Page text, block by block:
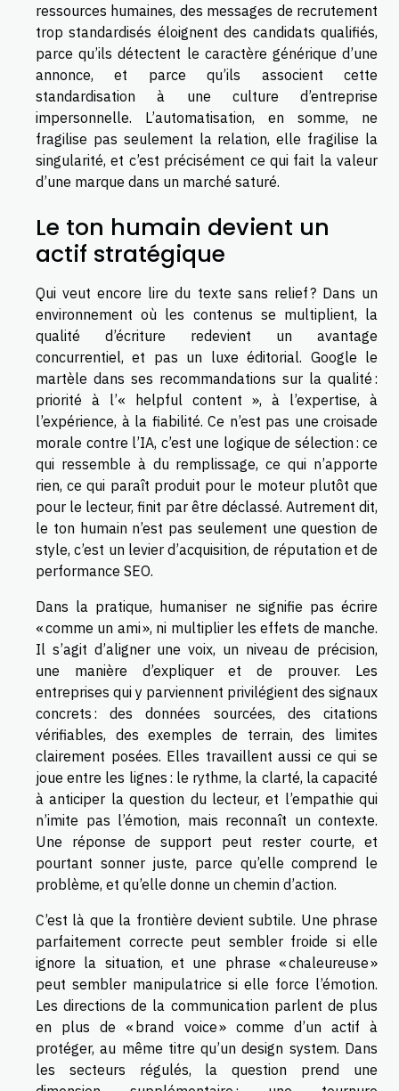
ressources humaines, des messages de recrutement
trop standardisés éloignent des candidats qualifiés,
parce qu’ils détectent le caractère générique d’une
annonce, et parce qu’ils associent cette
standardisation à une culture d’entreprise
impersonnelle. L’automatisation, en somme, ne
fragilise pas seulement la relation, elle fragilise la
singularité, et c’est précisément ce qui fait la valeur
d’une marque dans un marché saturé.
Le ton humain devient un
actif stratégique
Qui veut encore lire du texte sans relief ? Dans un
environnement où les contenus se multiplient, la
qualité d’écriture redevient un avantage
concurrentiel, et pas un luxe éditorial. Google le
martèle dans ses recommandations sur la qualité :
priorité à l’« helpful content », à l’expertise, à
l’expérience, à la fiabilité. Ce n’est pas une croisade
morale contre l’IA, c’est une logique de sélection : ce
qui ressemble à du remplissage, ce qui n’apporte
rien, ce qui paraît produit pour le moteur plutôt que
pour le lecteur, finit par être déclassé. Autrement dit,
le ton humain n’est pas seulement une question de
style, c’est un levier d’acquisition, de réputation et de
performance SEO.
Dans la pratique, humaniser ne signifie pas écrire
« comme un ami », ni multiplier les effets de manche.
Il s’agit d’aligner une voix, un niveau de précision,
une manière d’expliquer et de prouver. Les
entreprises qui y parviennent privilégient des signaux
concrets : des données sourcées, des citations
vérifiables, des exemples de terrain, des limites
clairement posées. Elles travaillent aussi ce qui se
joue entre les lignes : le rythme, la clarté, la capacité
à anticiper la question du lecteur, et l’empathie qui
n’imite pas l’émotion, mais reconnaît un contexte.
Une réponse de support peut rester courte, et
pourtant sonner juste, parce qu’elle comprend le
problème, et qu’elle donne un chemin d’action.
C’est là que la frontière devient subtile. Une phrase
parfaitement correcte peut sembler froide si elle
ignore la situation, et une phrase « chaleureuse »
peut sembler manipulatrice si elle force l’émotion.
Les directions de la communication parlent de plus
en plus de « brand voice » comme d’un actif à
protéger, au même titre qu’un design system. Dans
les secteurs régulés, la question prend une